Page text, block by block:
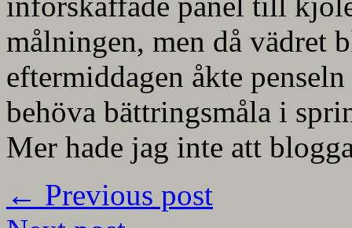
målningen, men då vädret
eftermiddagen åkte
behöva bättringsmåla i
Mer hade jag inte att
← Previous post